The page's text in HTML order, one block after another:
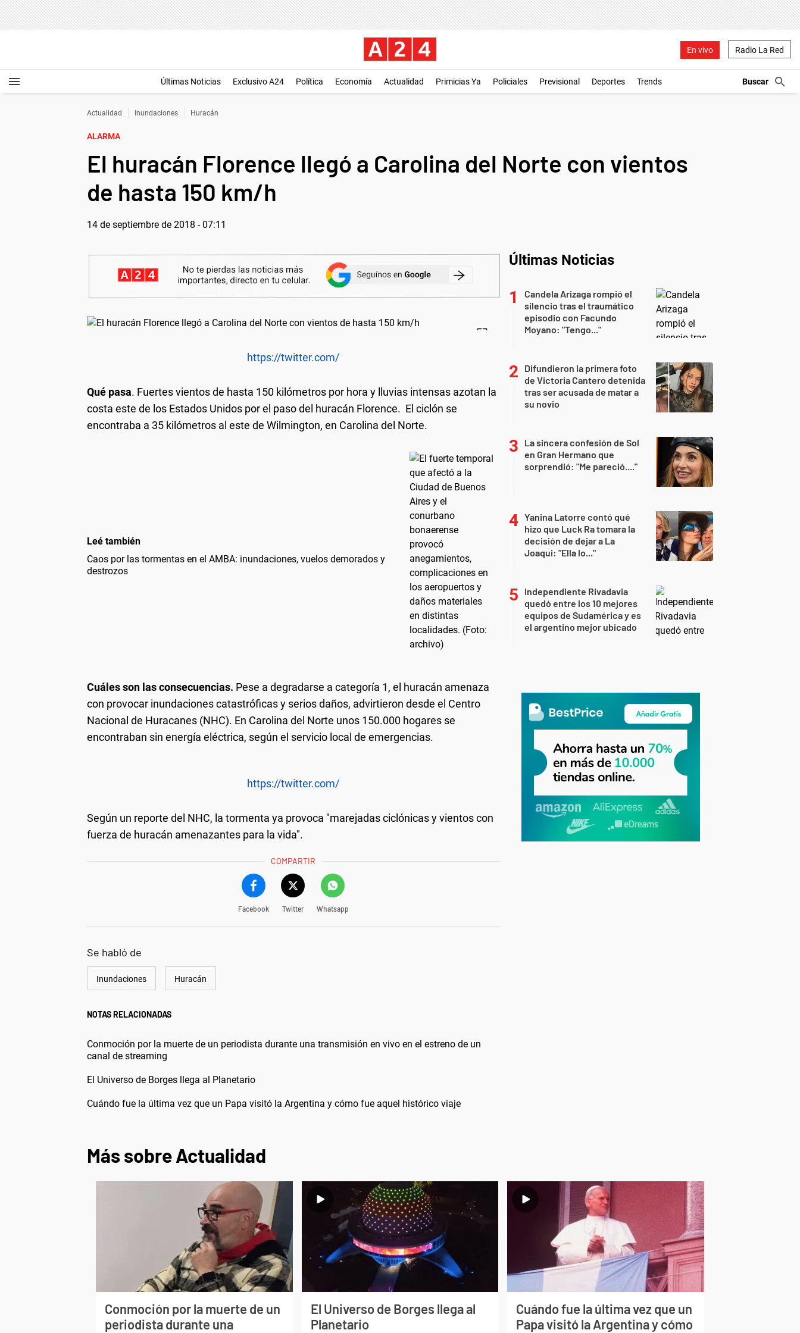
En vivo Radio La Red
Últimas Noticias Exclusivo A24 Política Economía Actualidad Primicias Ya Policiales Previsional Deportes Trends
Actualidad Inundaciones Huracán
ALARMA
El huracán Florence llegó a Carolina del Norte con vientos
de hasta 150 km/h
14 de septiembre de 2018 - 07:11
https://twitter.com/
Qué pasa. Fuertes vientos de hasta 150 kilómetros por hora y lluvias intensas azotan la
costa este de los Estados Unidos por el paso del huracán Florence. El ciclón se
encontraba a 35 kilómetros al este de Wilmington, en Carolina del Norte.
Leé también
Caos por las tormentas en el AMBA: inundaciones, vuelos demorados y
destrozos
Cuáles son las consecuencias. Pese a degradarse a categoría 1, el huracán amenaza
con provocar inundaciones catastróficas y serios daños, advirtieron desde el Centro
Nacional de Huracanes (NHC). En Carolina del Norte unos 150.000 hogares se
encontraban sin energía eléctrica, según el servicio local de emergencias.
https://twitter.com/
Según un reporte del NHC, la tormenta ya provoca "marejadas ciclónicas y vientos con
fuerza de huracán amenazantes para la vida".
COMPARTIR
Facebook Twitter Whatsapp
Se habló de
Inundaciones Huracán
NOTAS RELACIONADAS
Conmoción por la muerte de un periodista durante una transmisión en vivo en el estreno de un
canal de streaming
El Universo de Borges llega al Planetario
Cuándo fue la última vez que un Papa visitó la Argentina y cómo fue aquel histórico viaje
Últimas Noticias
Candela Arizaga rompió el
silencio tras el traumático
episodio con Facundo
Moyano: "Tengo..."
Difundieron la primera foto
de Victoria Cantero detenida
tras ser acusada de matar a
su novio
La sincera confesión de Sol
en Gran Hermano que
sorprendió: "Me pareció...."
Yanina Latorre contó qué
hizo que Luck Ra tomara la
decisión de dejar a La
Joaqui: "Ella lo..."
Independiente Rivadavia
quedó entre los 10 mejores
equipos de Sudamérica y es
el argentino mejor ubicado
Más sobre Actualidad
Conmoción por la muerte de un
periodista durante una
El Universo de Borges llega al
Planetario
Cuándo fue la última vez que un
Papa visitó la Argentina y cómo